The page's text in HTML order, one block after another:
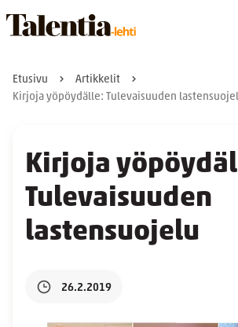
Etusivu
Artikkelit
Kirjoja yöpöydälle: Tulevaisuuden
Kirjoja
Tulevaisuuden
lastensuojelu
26.2.2019